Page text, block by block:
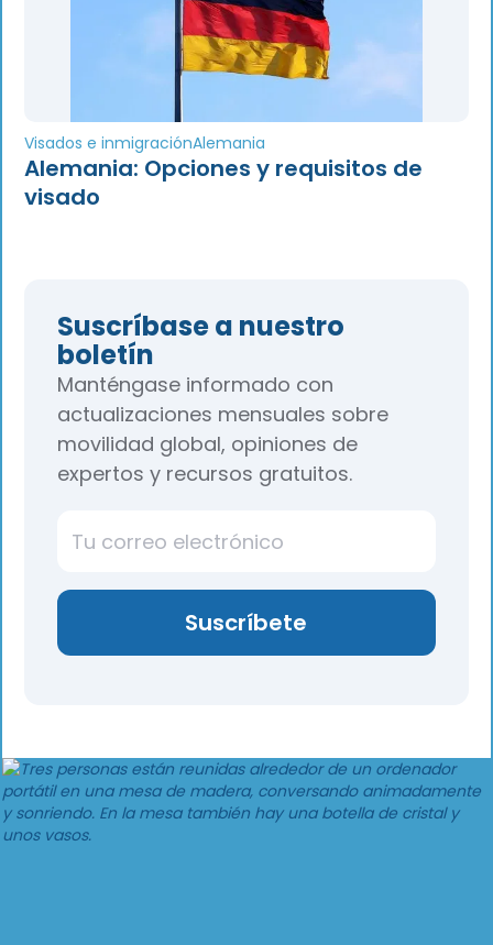
Visados e inmigraciónAlemania
Alemania: Opciones y requisitos de
visado
Suscríbase a nuestro
boletín
Manténgase informado con
actualizaciones mensuales sobre
movilidad global, opiniones de
expertos y recursos gratuitos.